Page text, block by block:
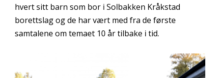
hvert sitt barn som bor i Solbakken Kråkstad
borettslag og de har vært med fra de første
samtalene om temaet 10 år tilbake i tid.